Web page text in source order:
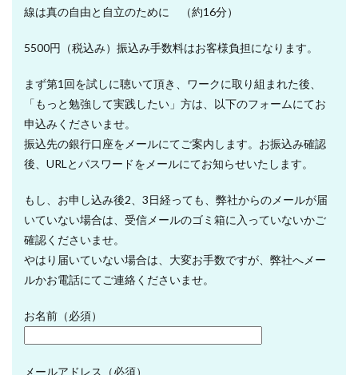
線は真の自由と自立のために （約16分）
5500円（税込み）振込み手数料はお客様負担になります。
まず第1回を試しに聴いて頂き、ワークに取り組まれた後、
「もっと勉強して実践したい」方は、以下のフォームにてお
申込みくださいませ。
振込先の銀行口座をメールにてご案内します。お振込み確認
後、URLとパスワードをメールにてお知らせいたします。
もし、お申し込み後2、3日経っても、弊社からのメールが届
いていない場合は、受信メールのゴミ箱に入っていないかご
確認くださいませ。
やはり届いていない場合は、大変お手数ですが、弊社へメー
ルかお電話にてご連絡くださいませ。
お名前（必須）
メールアドレス（必須）